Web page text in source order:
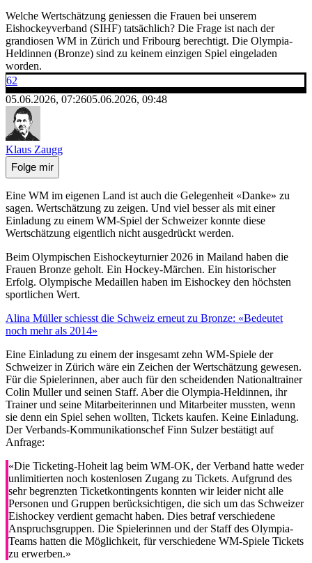
Welche Wertschätzung geniessen die Frauen bei unserem
Eishockeyverband (SIHF) tatsächlich? Die Frage ist nach der
grandiosen WM in Zürich und Fribourg berechtigt. Die Olympia-
Heldinnen (Bronze) sind zu keinem einzigen Spiel eingeladen
worden.
62
05.06.2026, 07:2605.06.2026, 09:48
Klaus Zaugg
Folge mir
Eine WM im eigenen Land ist auch die Gelegenheit «Danke» zu
sagen. Wertschätzung zu zeigen. Und viel besser als mit einer
Einladung zu einem WM-Spiel der Schweizer konnte diese
Wertschätzung eigentlich nicht ausgedrückt werden.
Beim Olympischen Eishockeyturnier 2026 in Mailand haben die
Frauen Bronze geholt. Ein Hockey-Märchen. Ein historischer
Erfolg. Olympische Medaillen haben im Eishockey den höchsten
sportlichen Wert.
Alina Müller schiesst die Schweiz erneut zu Bronze: «Bedeutet
noch mehr als 2014»
Eine Einladung zu einem der insgesamt zehn WM-Spiele der
Schweizer in Zürich wäre ein Zeichen der Wertschätzung gewesen.
Für die Spielerinnen, aber auch für den scheidenden Nationaltrainer
Colin Muller und seinen Staff. Aber die Olympia-Heldinnen, ihr
Trainer und seine Mitarbeiterinnen und Mitarbeiter mussten, wenn
sie denn ein Spiel sehen wollten, Tickets kaufen. Keine Einladung.
Der Verbands-Kommunikationschef Finn Sulzer bestätigt auf
Anfrage:
«Die Ticketing-Hoheit lag beim WM-OK, der Verband hatte weder
unlimitierten noch kostenlosen Zugang zu Tickets. Aufgrund des
sehr begrenzten Ticketkontingents konnten wir leider nicht alle
Personen und Gruppen berücksichtigen, die sich um das Schweizer
Eishockey verdient gemacht haben. Dies betraf verschiedene
Anspruchsgruppen. Die Spielerinnen und der Staff des Olympia-
Teams hatten die Möglichkeit, für verschiedene WM-Spiele Tickets
zu erwerben.»